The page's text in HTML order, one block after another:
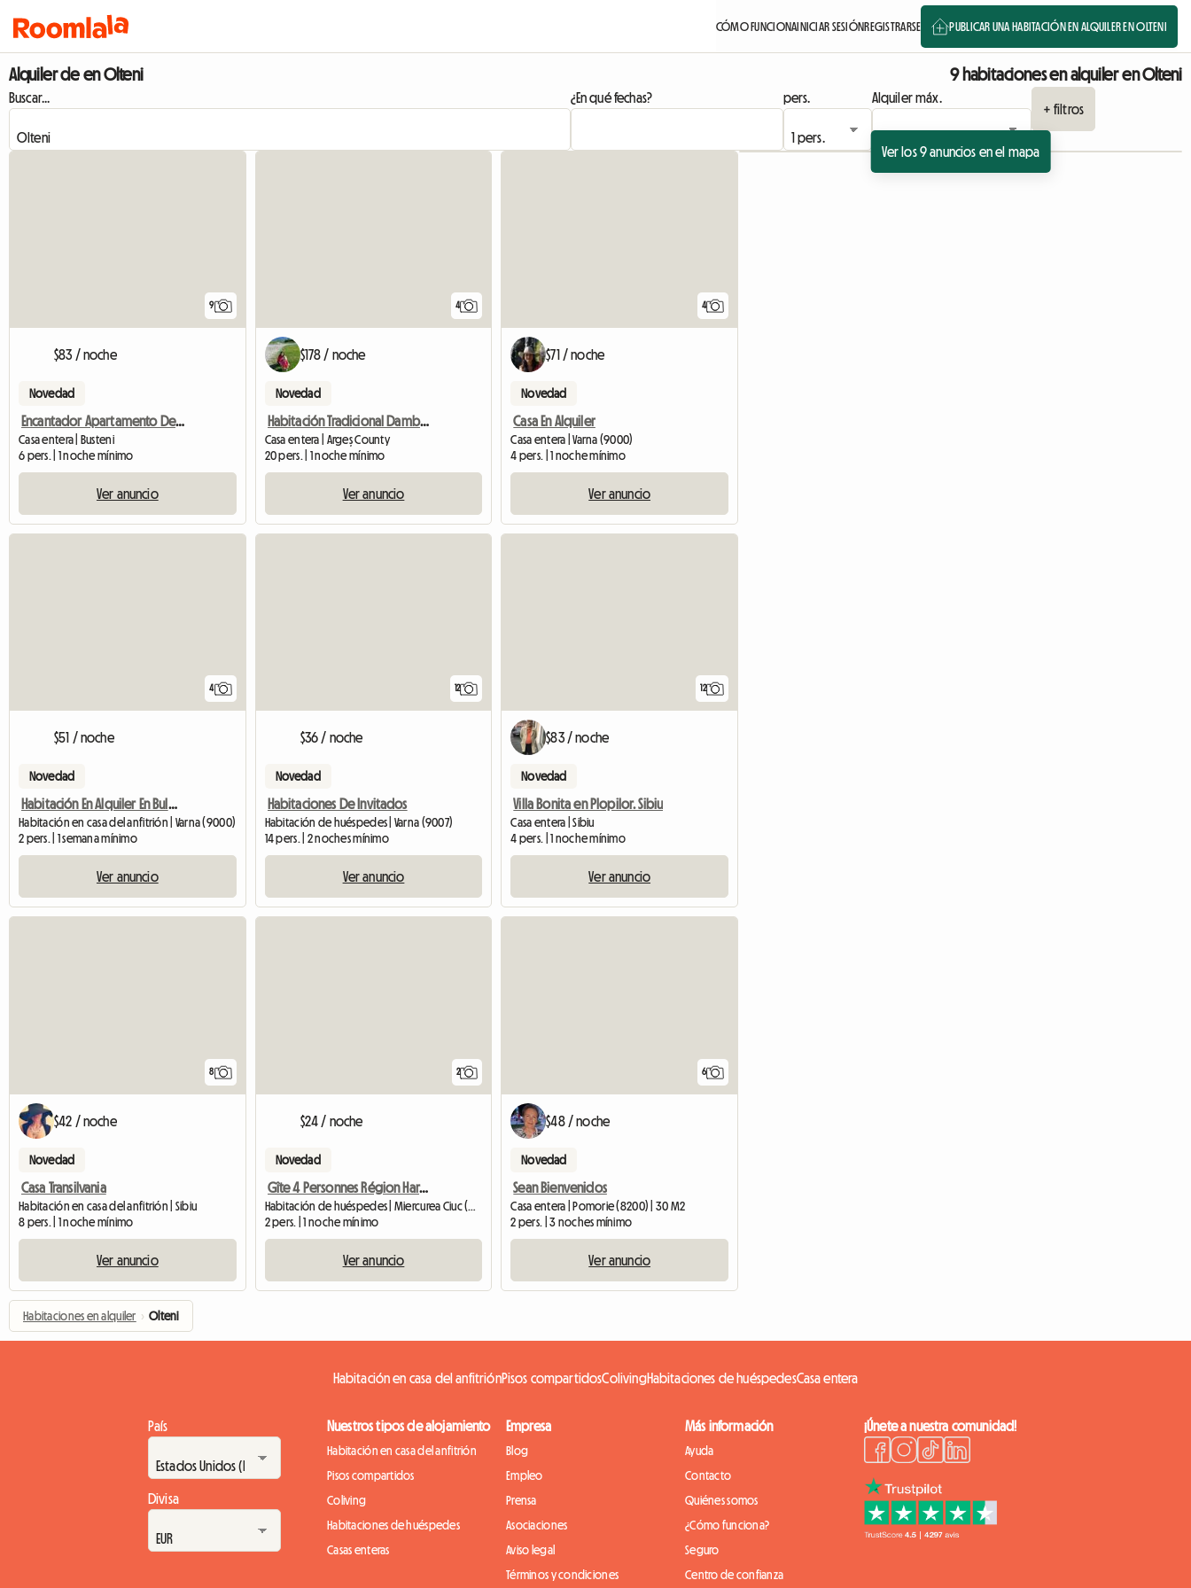
CÓMO FUNCIONAINICIAR SESIÓNREGISTRARSE PUBLICAR UNA HABITACIÓN EN ALQUILER EN OLTENI
Alquiler de en Olteni 9 habitaciones en alquiler en Olteni
Buscar... ¿En qué fechas? pers.
Alquiler máx.
+ filtros
Ver los 9 anuncios en el mapa
9
$83 / noche
Novedad
Encantador Apartamento De Vacaciones Cerca De Brasov
Casa entera | Busteni
6 pers. | 1 noche mínimo
Ver anuncio
4
$178 / noche
Novedad
Habitación Tradicional Dambovicioara DRA
Casa entera | Argeș County
20 pers. | 1 noche mínimo
Ver anuncio
4
$71 / noche
Novedad
Casa En Alquiler
Casa entera | Varna (9000)
4 pers. | 1 noche mínimo
Ver anuncio
4
$51 / noche
Novedad
Habitación En Alquiler En Bulgaria, En Nikolaevka, Varna
Habitación en casa del anfitrión | Varna (9000)
2 pers. | 1 semana mínimo
Ver anuncio
12
$36 / noche
Novedad
Habitaciones De Invitados
Habitación de huéspedes | Varna (9007)
14 pers. | 2 noches mínimo
Ver anuncio
12
$83 / noche
Novedad
Villa Bonita en Plopilor. Sibiu
Casa entera | Sibiu
4 pers. | 1 noche mínimo
Ver anuncio
8
$42 / noche
Novedad
Casa Transilvania
Habitación en casa del anfitrión | Sibiu
8 pers. | 1 noche mínimo
Ver anuncio
2
$24 / noche
Novedad
Gîte 4 Personnes Région Harghita
2 pers. | 1 noche mínimo
Ver anuncio
6
$48 / noche
Novedad
Sean Bienvenidos
Casa entera | Pomorie (8200) | 30 M2
2 pers. | 3 noches mínimo
Ver anuncio
Habitaciones en alquiler › Olteni
Habitación en casa del anfitriónPisos compartidosColivingHabitaciones de huéspedesCasa entera
País
Divisa
Nuestros tipos de alojamiento
Habitación en casa del anfitrión
Pisos compartidos
Coliving
Habitaciones de huéspedes
Casas enteras
Empresa
Blog
Empleo
Prensa
Asociaciones
Aviso legal
Términos y condiciones
Más información
Ayuda
Contacto
Quiénes somos
¿Cómo funciona?
Seguro
Centro de confianza
¡Únete a nuestra comunidad!